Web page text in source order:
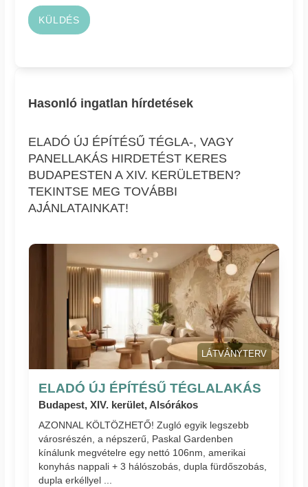
KÜLDÉS
Hasonló ingatlan hírdetések
ELADÓ ÚJ ÉPÍTÉSŰ TÉGLA-, VAGY
PANELLAKÁS HIRDETÉST KERES
BUDAPESTEN A XIV. KERÜLETBEN?
TEKINTSE MEG TOVÁBBI
AJÁNLATAINKAT!
LÁTVÁNYTERV
ELADÓ ÚJ ÉPÍTÉSŰ TÉGLALAKÁS
Budapest, XIV. kerület, Alsórákos
AZONNAL KÖLTÖZHETŐ! Zugló egyik legszebb
városrészén, a népszerű, Paskal Gardenben
kínálunk megvételre egy nettó 106nm, amerikai
konyhás nappali + 3 hálószobás, dupla fürdőszobás,
dupla erkéllyel ...